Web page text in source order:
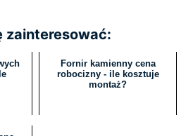
zainteresować:
Fornir kamienny cena
robocizny - ile kosztuje
montaż?